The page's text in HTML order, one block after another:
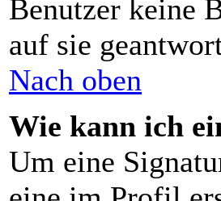
Benutzer keine
auf sie
Nach oben
Wie kann ich
Um eine